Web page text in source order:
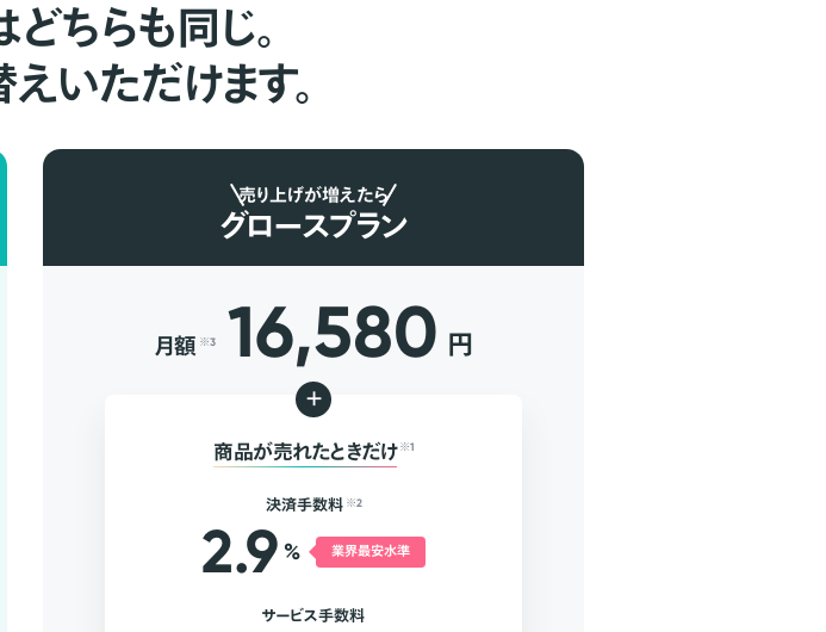
ちらも同じ。
いただけます。
売り上げが増えたら
グロースプラン
月額 ※3 16,580 円
+
商品が売れたときだけ ※1
決済手数料 ※2
2.9 % 業界最安水準
サービス手数料